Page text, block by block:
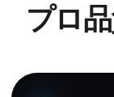
プロ